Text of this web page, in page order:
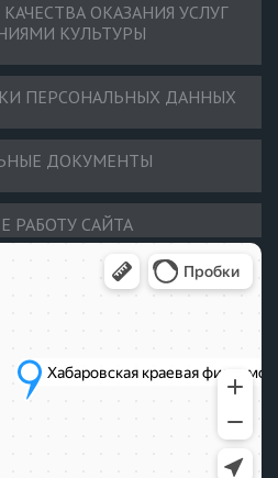
ОКАЗАНИЯ УСЛУГ
КУЛЬТУРЫ
ПЕРСОНАЛЬНЫХ ДАННЫХ
ДОКУМЕНТЫ
РАБОТУ САЙТА